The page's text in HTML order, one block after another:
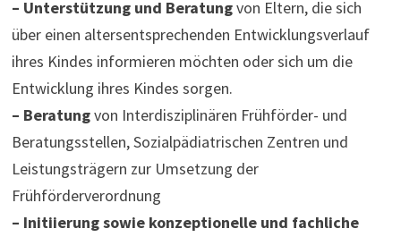
– Unterstützung und Beratungvon Eltern, die sich
über einen altersentsprechenden Entwicklungsverlauf
ihres Kindes informieren möchten oder sich um die
Entwicklung ihres Kindes sorgen.
– Beratungvon Interdisziplinären Frühförder- und
Beratungsstellen, Sozialpädiatrischen Zentren und
Leistungsträgern zur Umsetzung der
Frühförderverordnung
– Initiierung sowie konzeptionelle und fachliche